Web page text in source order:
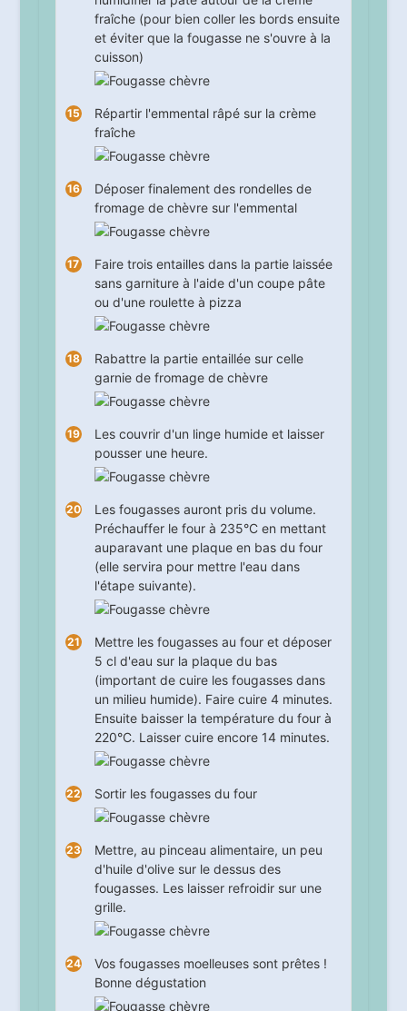
fraîche (pour bien coller les bords ensuite
et éviter que la fougasse ne s'ouvre à la
cuisson)
Répartir l'emmental râpé sur la crème
fraîche
Déposer finalement des rondelles de
fromage de chèvre sur l'emmental
Faire trois entailles dans la partie laissée
sans garniture à l'aide d'un coupe pâte
ou d'une roulette à pizza
Rabattre la partie entaillée sur celle
garnie de fromage de chèvre
Les couvrir d'un linge humide et laisser
pousser une heure.
Les fougasses auront pris du volume.
Préchauffer le four à 235°C en mettant
auparavant une plaque en bas du four
(elle servira pour mettre l'eau dans
l'étape suivante).
Mettre les fougasses au four et déposer
5 cl d'eau sur la plaque du bas
(important de cuire les fougasses dans
un milieu humide). Faire cuire 4minutes.
Ensuite baisser la température du four à
220°C. Laisser cuire encore 14minutes.
Sortir les fougasses du four
Mettre, au pinceau alimentaire, un peu
d'huile d'olive sur le dessus des
fougasses. Les laisser refroidir sur une
grille.
Vos fougasses moelleuses sont prêtes !
Bonne dégustation